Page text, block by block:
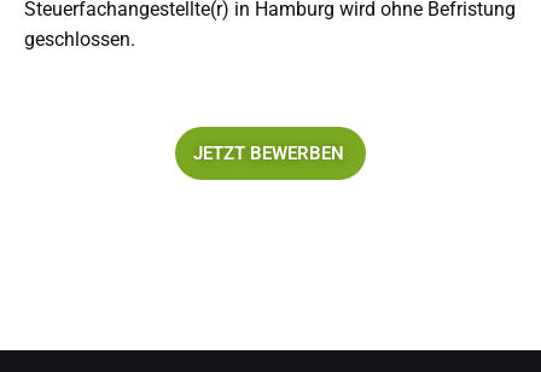
Steuerfachangestellte(r) in Hamburg wird ohne Befristung
geschlossen.
JETZT BEWERBEN